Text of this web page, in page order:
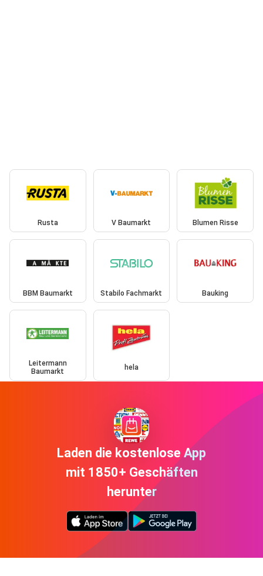
Rusta V Baumarkt Blumen Risse
BBM Baumarkt Stabilo Fachmarkt Bauking
Leitermann
Baumarkt
hela
Laden die kostenlose App
mit 1850+ Geschäften
herunter